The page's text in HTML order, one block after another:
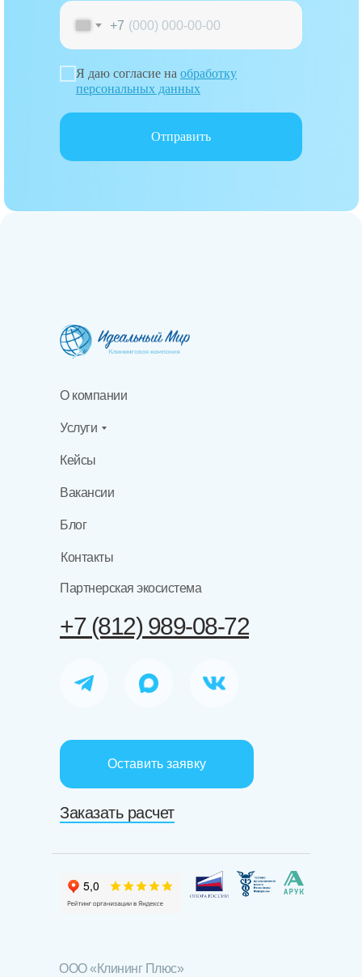
+7
Я даю согласие на обработку
персональных данных
Отправить
Услуги
О компании
Кейсы
Вакансии
+7 (812) 989-08-72
Оставить заявку
Заказать расчет
ООО «Клининг Плюс»
Блог
Контакты
Партнерская экосистема